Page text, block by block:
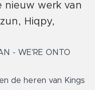
nieuw werk van
Hiqpy,
- WE'RE ONTO
de heren van Kings